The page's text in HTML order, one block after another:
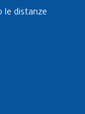
le distanze